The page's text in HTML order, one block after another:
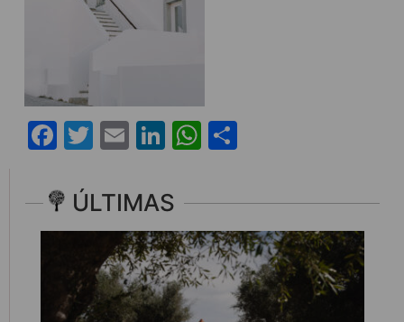
Facebook
Twitter
EmailLinkedIn
WhatsApp
ÚLTIMAS